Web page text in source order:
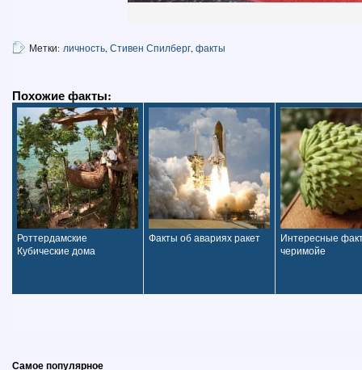
Метки: личность, Стивен Спилберг, факты
Похожие факты:
Роттердамские
Кубические дома
Факты об авариях ракет
Интересные
черимойе
Самое популярное